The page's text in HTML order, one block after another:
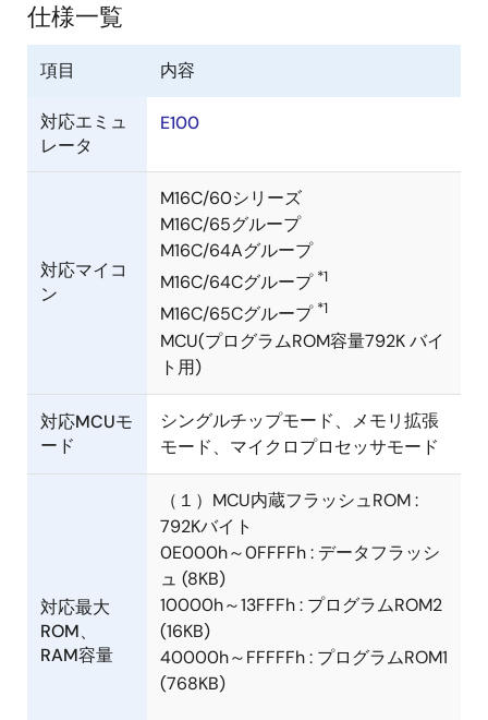
仕様一覧
項目 内容
対応エミュ
レータ
E100
対応マイコ
ン
M16C/60シリーズ
M16C/65グループ
M16C/64Aグループ
M16C/64Cグループ *1
M16C/65Cグループ *1
MCU(プログラムROM容量792K バイ
ト用)
対応MCUモ
ード
シングルチップモード、メモリ拡張
モード、マイクロプロセッサモード
対応最大
ROM、
RAM容量
（１）MCU内蔵フラッシュROM :
792Kバイト
0E000h～0FFFFh : データフラッシ
ュ (8KB)
10000h～13FFFh : プログラムROM2
(16KB)
40000h～FFFFFh : プログラムROM1
(768KB)